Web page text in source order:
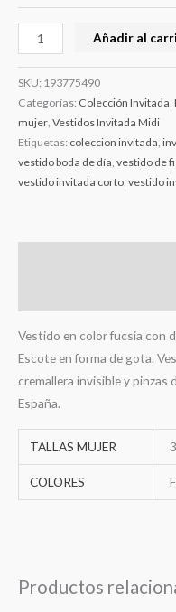
Añadir al
SKU: 193775490
Categorías: Colección Invitada
mujer Vestidos Invitada Midi
Etiquetas: coleccion invitada
vestido boda de día vestido de
vestido invitada corto vestido
Vestido en color fucsia con
Escote en forma de gota.
cremallera invisible y pinzas
España.
TALLAS MUJER
COLORES
Productos